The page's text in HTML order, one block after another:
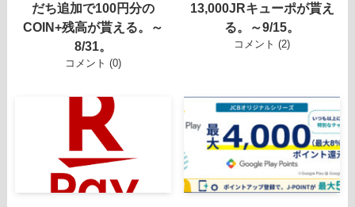
だち追加で100円分の
COIN+残高が貰える。～
8/31。
コメント (0)
13,000JRキューポが貰え
る。～9/15。
コメント (2)